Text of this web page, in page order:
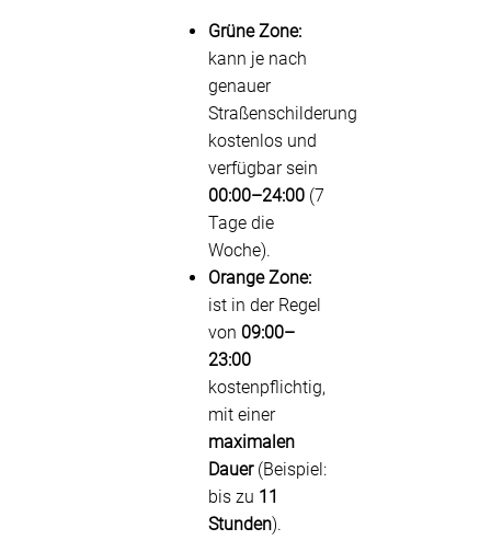
Grüne Zone:
kann je nach
genauer
Straßenschilderung
kostenlos und
verfügbar sein
00:00–24:00 (7
Tage die
Woche).
Orange Zone:
ist in der Regel
von 09:00–
23:00
kostenpflichtig,
mit einer
maximalen
Dauer(Beispiel:
bis zu 11
Stunden).